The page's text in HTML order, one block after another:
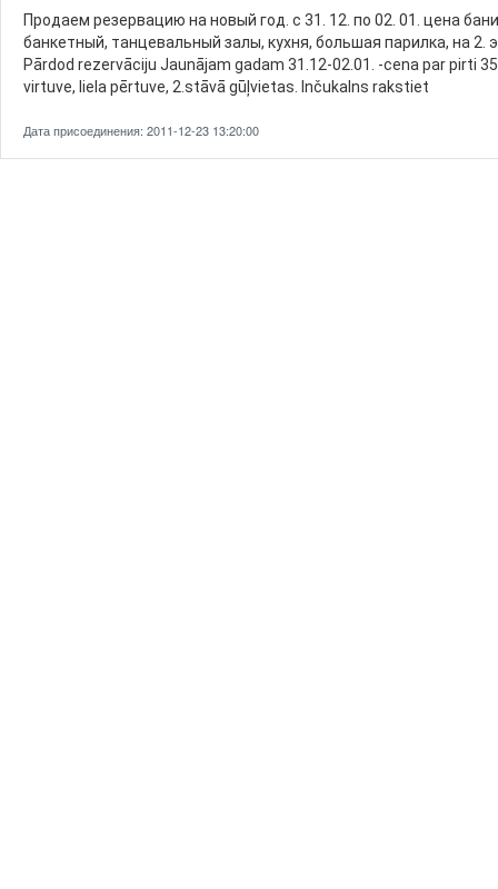
Продаем резервацию на новый год. с 31. 12. по 02. 01. цена
банкетный, танцевальный залы, кухня, большая парилка, на
Pārdod rezervāciju Jaunājam gadam 31.12-02.01. -cena par pirti
virtuve, liela pērtuve, 2.stāvā gūļvietas. Inčukalns rakstiet
Дата присоединения: 2011-12-23 13:20:00